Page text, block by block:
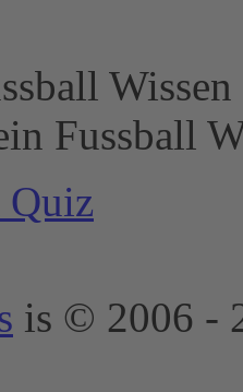
Fussball
Quiz
is © 2006 -